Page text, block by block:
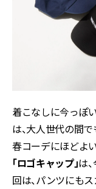
着こなしに今っぽ
は、大人世代の間
春コーデにほどよ
「ロゴキャップ」は
回は、パンツにも